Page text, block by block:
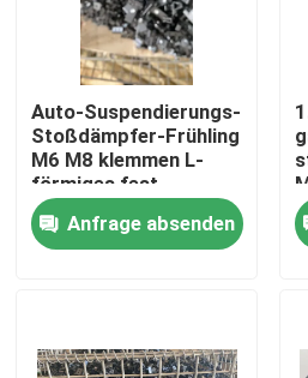
Haus
Über uns
Auto-Suspendierungs-
Stoßdämpfer-Frühling
M6 M8 klemmen L-
förmiges fest
Anfrage absenden